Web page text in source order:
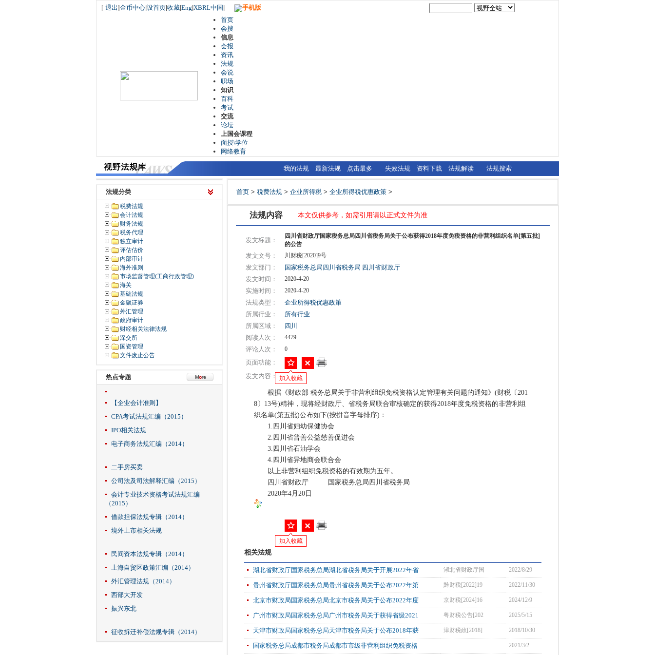
[ 退出]金币中心 设首页 收藏 Eng XBRL中国
手机版
首页
会搜
信息
会报
资讯
法规
会说
职场
知识
百科
考试
交流
论坛
上国会课程
面授\学位
网络教育
我的法规 最新法规 点击最多 失效法规 资料下载 法规解读 法规搜索
法规分类
税费法规
会计法规
财务法规
税务代理
独立审计
评估估价
内部审计
海外准则
市场监督管理(工商行政管理)
海关
基础法规
金融证券
外汇管理
政府审计
财经相关法律法规
深交所
国资管理
文件废止公告
热点专题
【企业会计准则】
CPA考试法规汇编（2015）
IPO相关法规
电子商务法规汇编（2014）
二手房买卖
公司法及司法解释汇编（2015）
会计专业技术资格考试法规汇编
（2015）
借款担保法规专辑（2014）
境外上市相关法规
民间资本法规专辑（2014）
上海自贸区政策汇编（2014）
外汇管理法规（2014）
西部大开发
振兴东北
征收拆迁补偿法规专辑（2014）
首页 > 税费法规 > 企业所得税 > 企业所得税优惠政策 >
法规内容 本文仅供参考，如需引用请以正式文件为准
发文标题：
四川省财政厅国家税务总局四川省税务局关于公布获得2018年度免税资格的非营利组织名单[第五批]
的公告
发文文号： 川财税[2020]9号
发文部门： 国家税务总局四川省税务局 四川省财政厅
发文时间：
2020-4-20
实施时间： 2020-4-20
法规类型：
企业所得税优惠政策
所属行业：
所有行业
所属区域：
四川
阅读人次：
4479
评论人次： 0
页面功能：
加入收藏
发文内容：
根据《财政部 税务总局关于非营利组织免税资格认定管理有关问题的通知》(财税〔201
8〕13号)精神，现将经财政厅、省税务局联合审核确定的获得2018年度免税资格的非营利组
织名单(第五批)公布如下(按拼音字母排序)：
1.四川省妇幼保健协会
2.四川省普善公益慈善促进会
3.四川省石油学会
4.四川省异地商会联合会
以上非营利组织免税资格的有效期为五年。
四川省财政厅 国家税务总局四川省税务局
2020年4月20日
加入收藏
相关法规
湖北省财政厅国家税务总局湖北省税务局关于开展2022年省 湖北省财政厅国 2022/8/29
贵州省财政厅国家税务总局贵州省税务局关于公布2022年第 黔财税[2022]19 2022/11/30
北京市财政局国家税务总局北京市税务局关于公布2022年度 京财税[2024]16 2024/12/9
广州市财政局国家税务总局广州市税务局关于获得省级2021 粤财税公告[202 2025/5/15
天津市财政局国家税务总局天津市税务局关于公布2018年获 津财税政[2018] 2018/10/30
国家税务总局成都市税务局成都市市级非营利组织免税资格 2021/3/2